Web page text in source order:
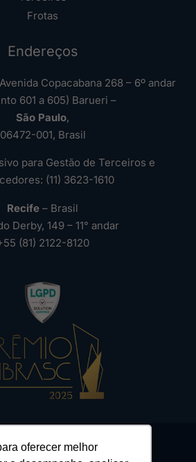
oferecer melhor
Frotas
Endereços
Copacabana 268 – 6º andar
601 a 605) Barueri –
São Paulo,
06472-001, Brasil
para Gestão de Terceiros e
(11) 3623-1610
Recife – Brasil
Derby, 149 – 11° andar
(81) 2122-8120